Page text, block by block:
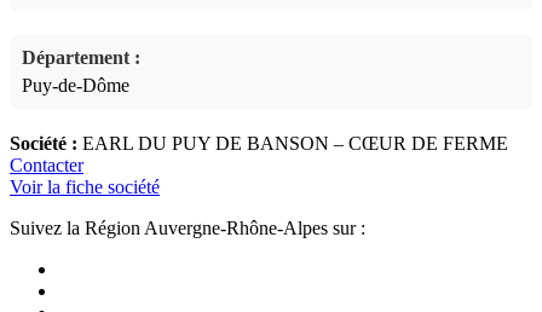
Département :
Puy-de-Dôme
Société : EARL DU PUY DE BANSON – CŒUR DE FERME
Contacter
Voir la fiche société
Suivez la Région Auvergne-Rhône-Alpes sur :